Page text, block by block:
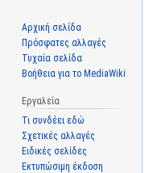
Αρχική σελίδα
Πρόσφατες αλλαγές
Τυχαία σελίδα
Βοήθεια για το MediaWiki
Εργαλεία
Τι συνδέει εδώ
Σχετικές αλλαγές
Ειδικές σελίδες
Εκτυπώσιμη έκδοση